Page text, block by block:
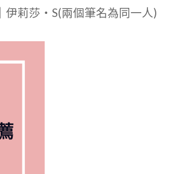
莉莎・S(兩個筆名為同一人)